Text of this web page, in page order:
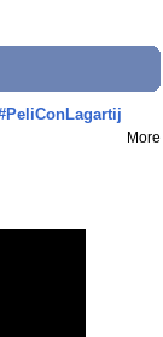
More